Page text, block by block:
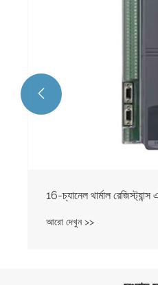
16-চ্যানেল থার্মাল
আরো দেখুন >>
